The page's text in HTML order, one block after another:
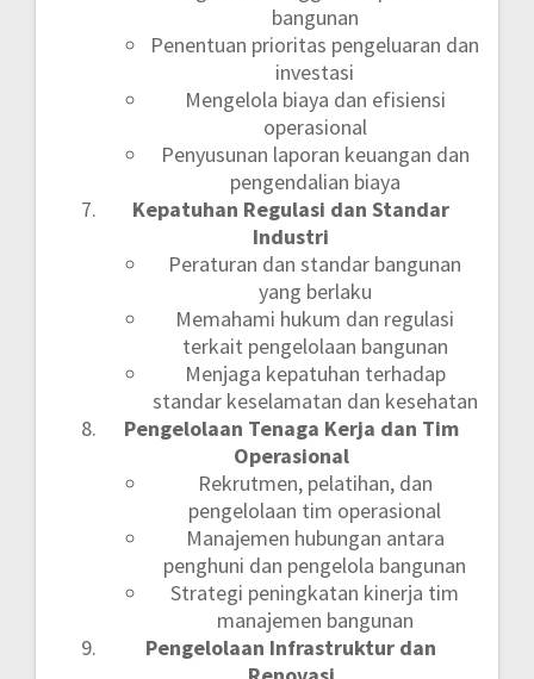
bangunan
Penentuan prioritas pengeluaran dan
investasi
Mengelola biaya dan efisiensi
operasional
Penyusunan laporan keuangan dan
pengendalian biaya
Kepatuhan Regulasi dan Standar
Industri
Peraturan dan standar bangunan
yang berlaku
Memahami hukum dan regulasi
terkait pengelolaan bangunan
Menjaga kepatuhan terhadap
standar keselamatan dan kesehatan
Pengelolaan Tenaga Kerja dan Tim
Operasional
Rekrutmen, pelatihan, dan
pengelolaan tim operasional
Manajemen hubungan antara
penghuni dan pengelola bangunan
Strategi peningkatan kinerja tim
manajemen bangunan
Pengelolaan Infrastruktur dan